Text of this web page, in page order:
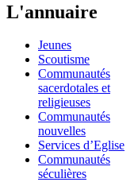
L'annuaire
Jeunes
Scoutisme
Communautés
sacerdotales et
religieuses
Communautés
nouvelles
Services d’Eglise
Communautés
séculières